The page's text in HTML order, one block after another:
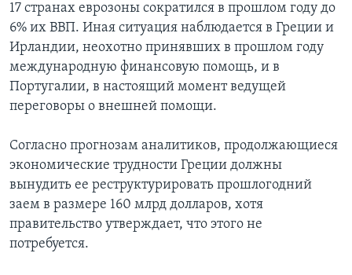
17 странах еврозоны сократился в прошлом году до
6% их ВВП. Иная ситуация наблюдается в Греции и
Ирландии, неохотно принявших в прошлом году
международную финансовую помощь, и в
Португалии, в настоящий момент ведущей
переговоры о внешней помощи.
Согласно прогнозам аналитиков, продолжающиеся
экономические трудности Греции должны
вынудить ее реструктурировать прошлогодний
заем в размере 160 млрд долларов, хотя
правительство утверждает, что этого не
потребуется.